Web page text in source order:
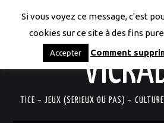
LES
TICE – JEUX (SERIEUX OU PAS) –
Si vous voyez ce message, c'est
cookies sur ce site à des fins
Accepter Comment